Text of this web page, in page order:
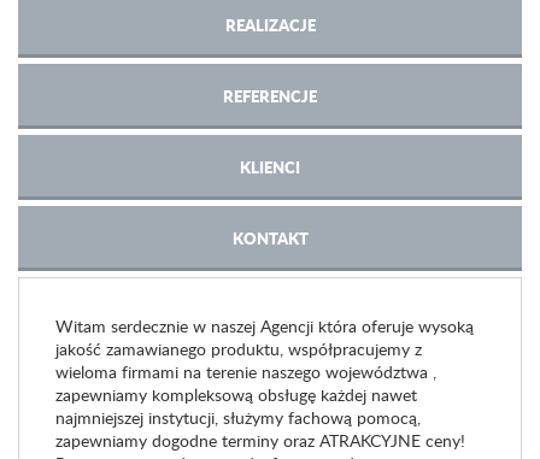
REALIZACJE
REFERENCJE
KLIENCI
KONTAKT
Witam serdecznie w naszej Agencji która oferuje wysoką
jakość zamawianego produktu, współpracujemy z
wieloma firmami na terenie naszego województwa ,
zapewniamy kompleksową obsługę każdej nawet
najmniejszej instytucji, służymy fachową pomocą,
zapewniamy dogodne terminy oraz ATRAKCYJNE ceny!